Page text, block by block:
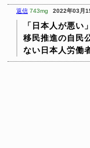
返信 743mg 2022年03月
「日本人が悪い
移民推進の自民
ない日本人労働